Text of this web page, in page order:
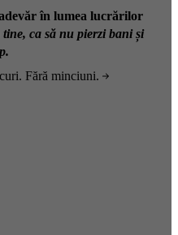
în lumea lucrărilor
ca să nu pierzi bani și
Fără minciuni.